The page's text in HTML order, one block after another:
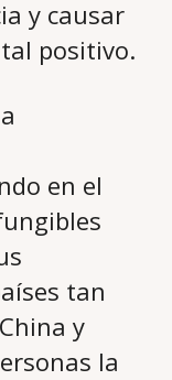
y causar
positivo.
en el
tan
y
la